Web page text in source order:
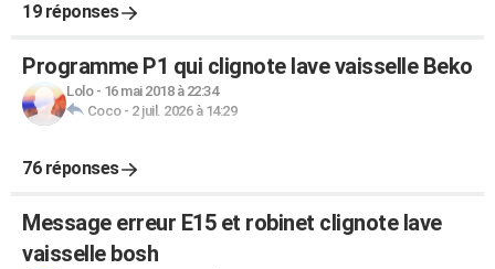
19 réponses
Programme P1 qui clignote lave vaisselle Beko
Lolo- 16 mai 2018 à 22:34
Coco- 2 juil. 2026 à 14:29
76 réponses
Message erreur E15 et robinet clignote lave
vaisselle bosh